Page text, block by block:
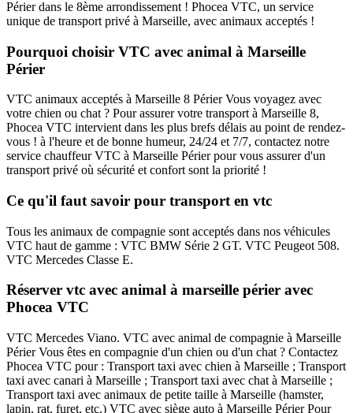
Périer dans le 8ème arrondissement ! Phocea VTC, un service
unique de transport privé à Marseille, avec animaux acceptés !
Pourquoi choisir VTC avec animal à Marseille
Périer
VTC animaux acceptés à Marseille 8 Périer Vous voyagez avec
votre chien ou chat ? Pour assurer votre transport à Marseille 8,
Phocea VTC intervient dans les plus brefs délais au point de rendez-
vous ! à l'heure et de bonne humeur, 24/24 et 7/7, contactez notre
service chauffeur VTC à Marseille Périer pour vous assurer d'un
transport privé où sécurité et confort sont la priorité !
Ce qu'il faut savoir pour transport en vtc
Tous les animaux de compagnie sont acceptés dans nos véhicules
VTC haut de gamme : VTC BMW Série 2 GT. VTC Peugeot 508.
VTC Mercedes Classe E.
Réserver vtc avec animal à marseille périer avec
Phocea VTC
VTC Mercedes Viano. VTC avec animal de compagnie à Marseille
Périer Vous êtes en compagnie d'un chien ou d'un chat ? Contactez
Phocea VTC pour : Transport taxi avec chien à Marseille ; Transport
taxi avec canari à Marseille ; Transport taxi avec chat à Marseille ;
Transport taxi avec animaux de petite taille à Marseille (hamster,
lapin, rat, furet, etc.) VTC avec siège auto à Marseille Périer Pour